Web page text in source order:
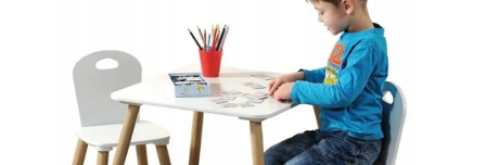
csillag.